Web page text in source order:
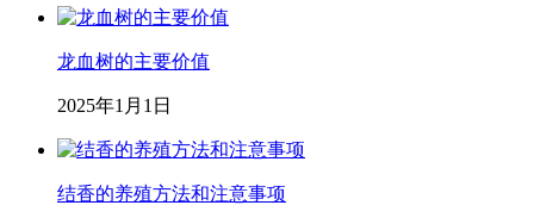
龙血树的主要价值
2025年1月1日
结香的养殖方法和注意事项